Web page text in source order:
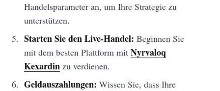
Handelsparameter an, um Ihre Strategie zu
unterstützen.
Starten Sie den Live-Handel: Beginnen Sie
mit dem besten Plattform mit Nyrvaloq
Kexardinzu verdienen.
Geldauszahlungen: Wissen Sie, dass Ihre